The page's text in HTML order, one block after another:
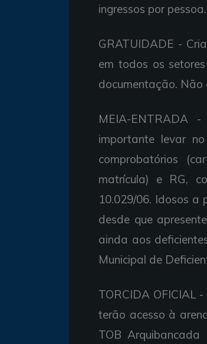
ingressos por pessoa.
GRATUIDADE -
em todos os
documentação. Não
MEIA-ENTRADA
importante levar
comprobatórios
matrícula) e RG,
10.029/06. Idosos a
desde que
ainda aos
Municipal de
TORCIDA OFICIAL
terão acesso à
TOB Arquibancada